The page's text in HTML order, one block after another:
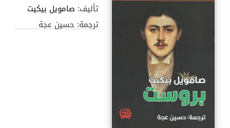
تأليف: صامويل بيكيت
ترجمة: حسين عجة